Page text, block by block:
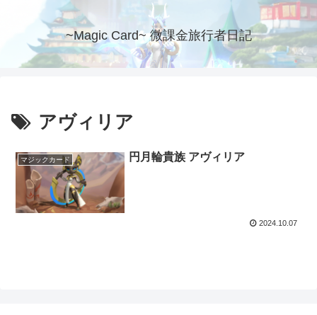
~Magic Card~ 微課金旅行者日記
アヴィリア
マジックカード 円月輪貴族 アヴィリア
2024.10.07